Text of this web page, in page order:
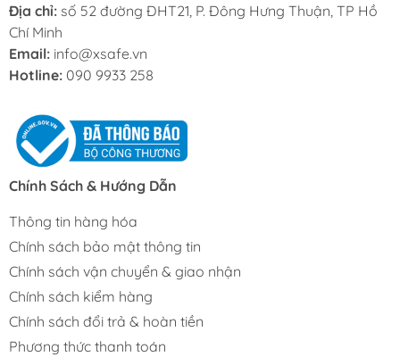
Địa chỉ: số 52 đường ĐHT21, P. Đông Hưng Thuận, TP Hồ
Chí Minh
Email: info@xsafe.vn
Hotline: 090 9933 258
Chính Sách & Hướng Dẫn
Thông tin hàng hóa
Chính sách bảo mật thông tin
Chính sách vận chuyển & giao nhận
Chính sách kiểm hàng
Chính sách đổi trả & hoàn tiền
Phương thức thanh toán